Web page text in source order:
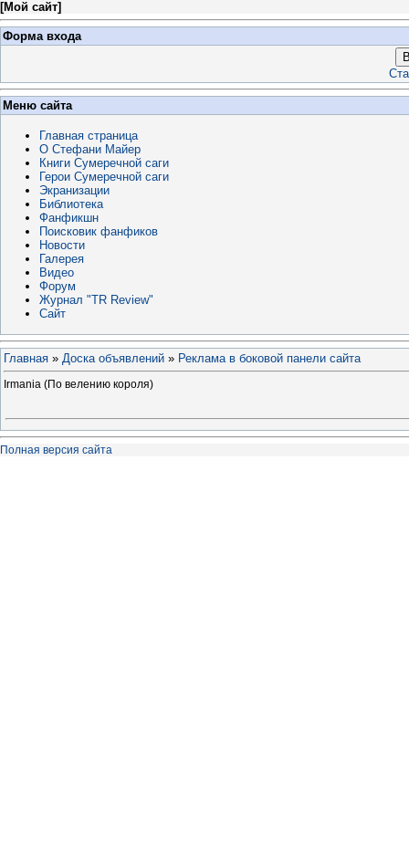
[Мой сайт]
Форма входа
Меню сайта
Главная страница
О Стефани Майер
Книги Сумеречной саги
Герои Сумеречной саги
Экранизации
Библиотека
Фанфикшн
Поисковик фанфиков
Новости
Галерея
Видео
Форум
Журнал "TR Review"
Сайт
Главная » Доска объявлений » Реклама в боковой панели сайта
Irmania (По велению короля)
Полная версия сайта